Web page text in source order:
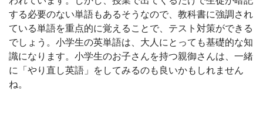
する必要のない単語もあるそうなので、教科書に強調され
ている単語を重点的に覚えることで、テスト対策ができる
でしょう。小学生の英単語は、大人にとっても基礎的な知
識になります。小学生のお子さんを持つ親御さんは、一緒
に「やり直し英語」をしてみるのも良いかもしれません
ね。